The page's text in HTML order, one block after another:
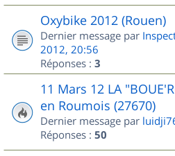
Oxybike 2012 (Rouen)
Dernier message par
2012, 20:56
Réponses : 3
11 Mars 12 LA
en Roumois (27670)
Dernier message par
Réponses : 50